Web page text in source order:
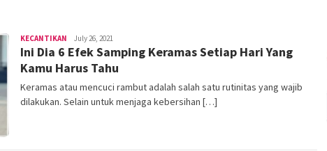
KECANTIKAN Area
Cewe
July 26, 2021
Ini Dia 6 Efek Samping Keramas Setiap Hari Yang
Kamu Harus Tahu
Keramas atau mencuci rambut adalah salah satu rutinitas yang wajib
dilakukan. Selain untuk menjaga kebersihan […]